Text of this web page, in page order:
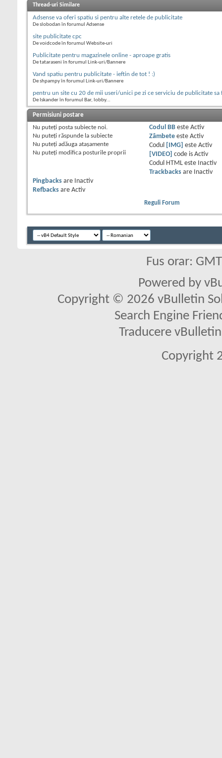
Thread-uri Similare
Adsense va oferi spatiu si pentru alte retele de publicitate
De slobodan în forumul Adsense
site publicitate cpc
De voidcode în forumul Website-uri
Publicitate pentru magazinele online - aproape gratis
De tataraseni în forumul Link-uri/Bannere
Vand spatiu pentru publicitate - ieftin de tot ! :)
De shpampy în forumul Link-uri/Bannere
pentru un site cu 20 de mii useri/unici pe zi ce serviciu de publicitate sa
De Iskander în forumul Bar, lobby...
Permisiuni postare
Nu puteţi posta subiecte noi.
Nu puteţi răspunde la subiecte
Nu puteţi adăuga ataşamente
Nu puteţi modifica posturile proprii
Codul BBeste Activ
Zâmbeteeste Activ
Codul
[IMG] este Activ
[VIDEO] code is Activ
Codul HTML este
Inactiv
Trackbacksare
Inactiv
Pingbacks are
Inactiv
Refbacks are Activ
Reguli Forum
Fus orar:
Powered by
Copyright © 2026 vBulletin
Search Engine
Traducere
Copyright